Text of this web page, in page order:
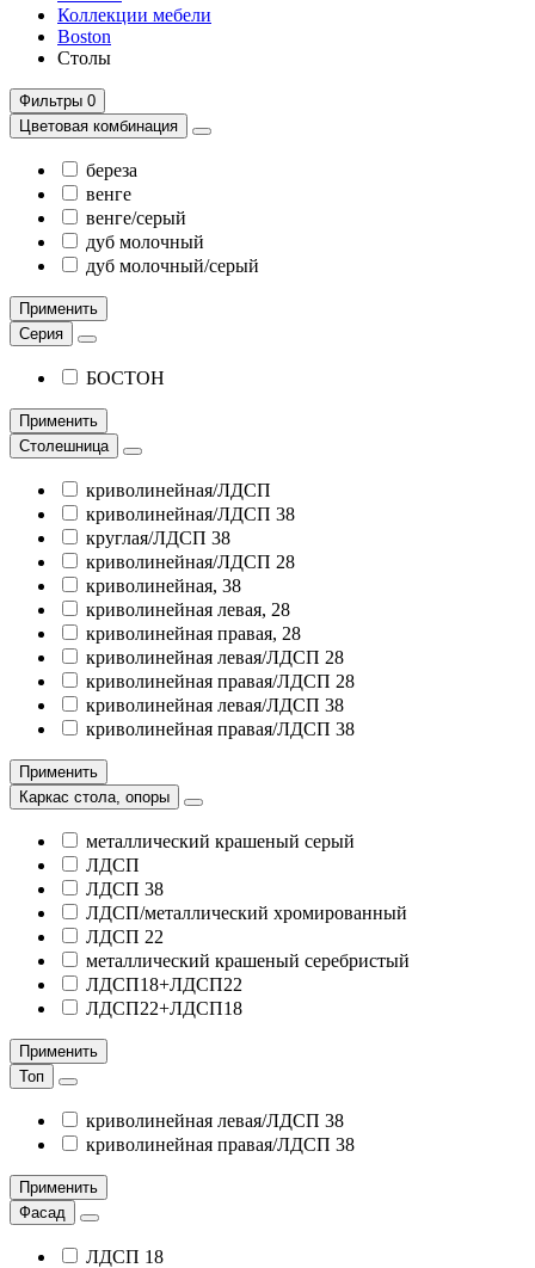
Коллекции мебели
Boston
Столы
Фильтры 0
Цветовая комбинация
береза
венге
венге/серый
дуб молочный
дуб молочный/серый
Применить
Серия
БОСТОН
Применить
Столешница
криволинейная/ЛДСП
криволинейная/ЛДСП 38
круглая/ЛДСП 38
криволинейная/ЛДСП 28
криволинейная, 38
криволинейная левая, 28
криволинейная правая, 28
криволинейная левая/ЛДСП 28
криволинейная правая/ЛДСП 28
криволинейная левая/ЛДСП 38
криволинейная правая/ЛДСП 38
Применить
Каркас стола, опоры
металлический крашеный серый
ЛДСП
ЛДСП 38
ЛДСП/металлический хромированный
ЛДСП 22
металлический крашеный серебристый
ЛДСП18+ЛДСП22
ЛДСП22+ЛДСП18
Применить
Топ
криволинейная левая/ЛДСП 38
криволинейная правая/ЛДСП 38
Применить
Фасад
ЛДСП 18